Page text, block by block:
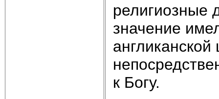
религиозные
значение
к Богу.